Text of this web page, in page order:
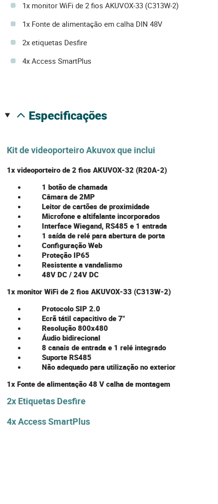
1x monitor WiFi de 2 fios AKUVOX-33 (C313W-2)
1x Fonte de alimentação em calha DIN 48V
2x etiquetas Desfire
4x Access SmartPlus
especificações
Kit de videoporteiro Akuvox que inclui
1x videoporteiro de 2 fios AKUVOX-32 (R20A-2)
1 botão de chamada
Câmara de 2MP
Leitor de cartões de proximidade
Microfone e altifalante incorporados
Interface Wiegand, RS485 e 1 entrada
1 saída de relé para abertura de porta
Configuração Web
Proteção IP65
Resistente a vandalismo
48V DC / 24V DC
1x monitor WiFi de 2 fios AKUVOX-33 (C313W-2)
Protocolo SIP 2.0
Ecrã tátil capacitivo de 7"
Resolução 800x480
Áudio bidirecional
8 canais de entrada e 1 relé integrado
Suporte RS485
Não adequado para utilização no exterior
1x Fonte de alimentação 48 V calha de montagem
2x Etiquetas Desfire
4x Access SmartPlus